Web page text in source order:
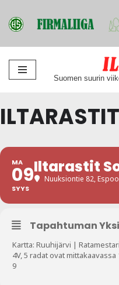
Siirry
Suomen suurin
MA
09
SYYS
Iltarastit
Nuuksiontie 82, Espoo
Tapahtuman
Kartta: Ruuhijärvi |
4V, 5 radat ovat mittakaavassa
9